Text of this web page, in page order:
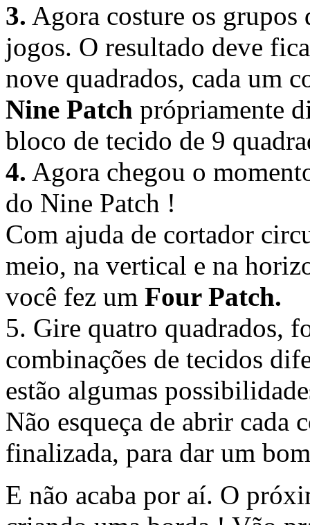
3. Agora costure os grupos
jogos. O resultado deve
nove quadrados, cada um
Nine Patch própriamente
bloco de tecido de 9
4. Agora chegou o
do Nine Patch !
Com ajuda de cortador
meio, na vertical e na
você fez um Four Patch.
5. Gire quatro quadrados,
combinações de tecidos
estão algumas
Não esqueça de abrir cada
finalizada, para dar um
E não acaba por aí. O